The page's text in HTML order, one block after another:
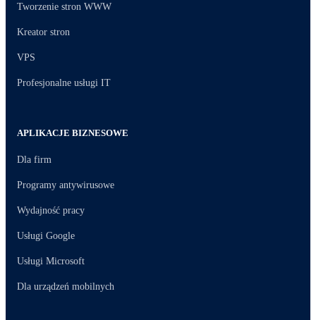
Tworzenie stron WWW
Kreator stron
VPS
Profesjonalne usługi IT
APLIKACJE BIZNESOWE
Dla firm
Programy antywirusowe
Wydajność pracy
Usługi Google
Usługi Microsoft
Dla urządzeń mobilnych